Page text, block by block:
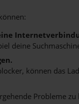
deine
können das
Probleme zu